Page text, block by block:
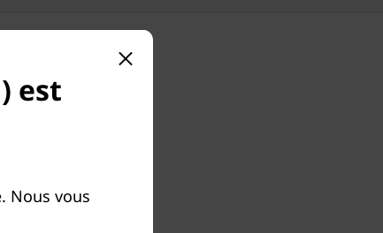
est
Nous vous